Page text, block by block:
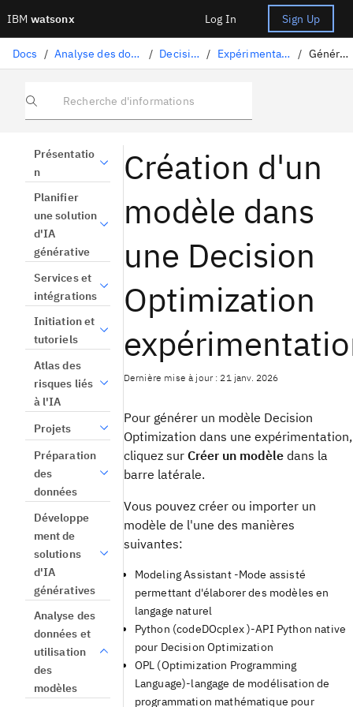
IBM watsonx Log In Sign Up
Docs / Analyse des données et utilisation des modèles / Decision Optimization / Expérimentations Decision Optimization / Génération d'un modèle
Recherche d'informations
Présentatio
n
Planifier
une solution
d'IA
générative
Services et
intégrations
Initiation et
tutoriels
Atlas des
risques liés
à l'IA
Projets
Préparation
des
données
Développe
ment de
solutions
d'IA
génératives
Analyse des
données et
utilisation
des
modèles
Création d'un
modèle dans
une Decision
Optimization
Dernière mise à jour : 21 janv. 2026
Pour générer un modèle Decision
Optimization dans une expérimentation,
cliquez sur Créer un modèledans la
barre latérale.
Vous pouvez créer ou importer un
modèle de l'une des manières
suivantes:
Modeling Assistant-Mode assisté
permettant d'élaborer des modèles en
langage naturel
Python (codeDOcplex)-API Python native
pour Decision Optimization
OPL (Optimization Programming
Language)-langage de modélisation de
programmation mathématique pour